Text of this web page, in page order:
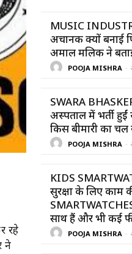
रहे
ने
MUSIC
अचानक क्यों बनाई
अमाल मलिक ने
POOJA MISHRA -
SWARA
अस्पताल में भर्ती हुईं
किस बीमारी का चल
POOJA MISHRA -
KIDS
सुरक्षा के लिए काम
साथ हैं और भी कई
POOJA MISHRA -